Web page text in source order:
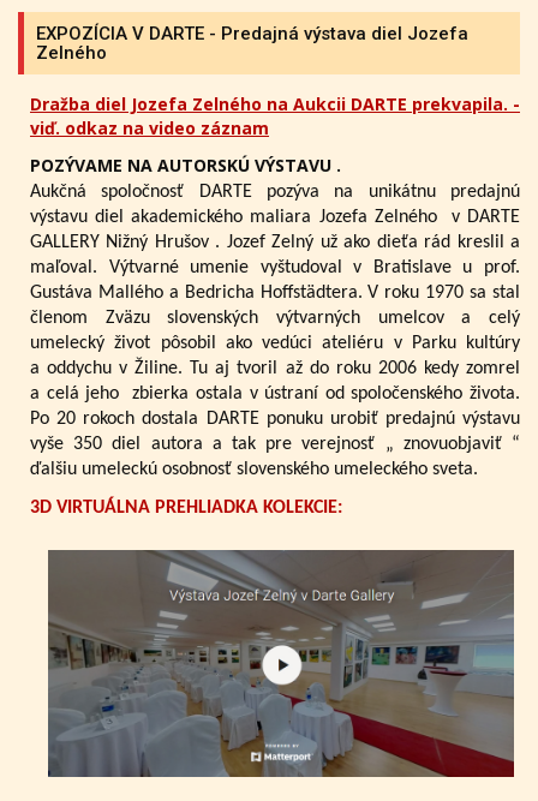
EXPOZÍCIA V DARTE - Predajná výstava diel Jozefa
Zelného
Dražba diel Jozefa Zelného na Aukcii DARTE prekvapila. -
viď. odkaz na video záznam
POZÝVAME NA AUTORSKÚ VÝSTAVU .
Aukčná spoločnosť DARTE pozýva na unikátnu predajnú
výstavu diel akademického maliara Jozefa Zelného
v DARTE
GALLERY Nižný Hrušov . Jozef Zelný už ako dieťa rád kreslil a
maľoval. Výtvarné umenie vyštudoval v Bratislave u prof.
Gustáva Mallého a Bedricha Hoffstädtera. V roku 1970 sa stal
členom Zväzu slovenských výtvarných umelcov a celý
umelecký život pôsobil ako vedúci ateliéru v Parku kultúry
a oddychu v Žiline. Tu aj tvoril až do roku 2006 kedy zomrel
a celá jeho zbierka ostala v ústraní od spoločenského života.
Po 20 rokoch dostala DARTE ponuku urobiť predajnú výstavu
vyše 350 diel autora a tak pre verejnosť „ znovuobjaviť “
ďalšiu umeleckú osobnosť slovenského umeleckého sveta.
3D VIRTUÁLNA PREHLIADKA KOLEKCIE: